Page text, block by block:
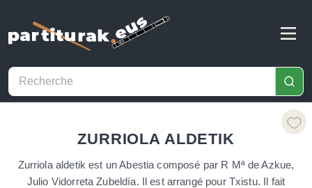
ZURRIOLA ALDETIK
Zurriola aldetik est un Abestia composé par R Mª de Azkue,
Julio Vidorreta Zubeldía. Il est arrangé pour Txistu. Il fait